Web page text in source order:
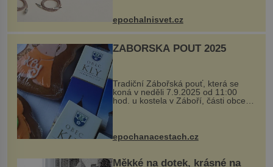
kovový...
epochalnisvet.cz
ZÁBOŘSKÁ POUŤ 2025
Tradiční Zábořská pouť, která se
koná v neděli 7.9.2025 od 11:00
hod. u kostela v Záboří, části obce
Kly u Mělníka. V programu naleznete
komentovanou prohlídku kostela,
epochanacestach.cz
Měkké na dotek, krásné na